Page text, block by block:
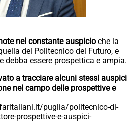
nel constante auspicio che la
del Politecnico del Futuro, e
debba essere prospettica e ampia.
a tracciare alcuni stessi auspici
nel campo delle prospettive e
puglia/politecnico-di-
prospettive-e-auspici-